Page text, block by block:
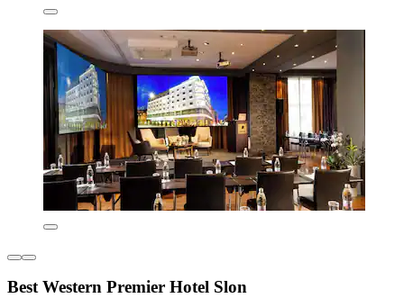
Best Western Premier Hotel Slon